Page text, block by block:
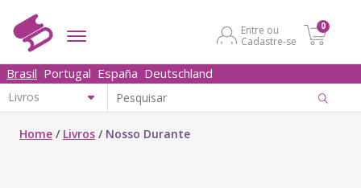
Entre ou
Cadastre-se
0
Brasil Portugal España Deutschland
Home / Livros / Nosso Durante